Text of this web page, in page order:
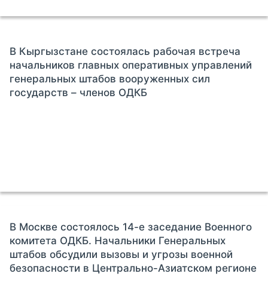
В Кыргызстане состоялась рабочая встреча
начальников главных оперативных управлений
генеральных штабов вооруженных сил
государств – членов ОДКБ
В Москве состоялось 14-е заседание Военного
комитета ОДКБ. Начальники Генеральных
штабов обсудили вызовы и угрозы военной
безопасности в Центрально-Азиатском регионе